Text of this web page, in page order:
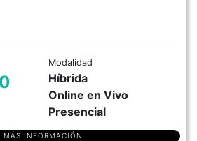
Modalidad
Híbrida
Online en Vivo
Presencial
MÁS INFORMACIÓN